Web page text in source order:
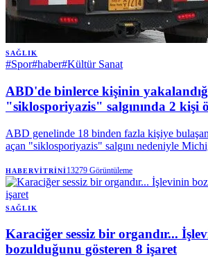
SAĞLIK
#Spor#haber#Kültür Sanat
ABD'de binlerce kişinin
"siklosporiyazis" salgınında 2 kişi
ABD genelinde 18 binden fazla kişiye
açan "siklosporiyazis" salgını nedeniyle
HABERVITRINI13279 Görüntüleme
SAĞLIK
Karaciğer sessiz bir organdır...
bozulduğunu gösteren 8 işaret